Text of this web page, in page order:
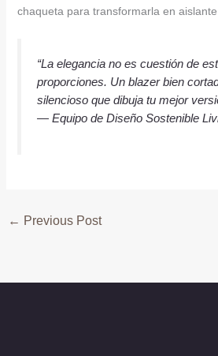
chaqueta para transformarla en
“La elegancia no es cuestión de
proporciones. Un blazer bien
silencioso que dibuja tu mejor
— Equipo de Diseño Sostenible
← Previous Post